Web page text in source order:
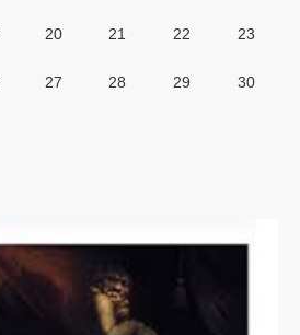
20 21 22 23
27 28 29 30